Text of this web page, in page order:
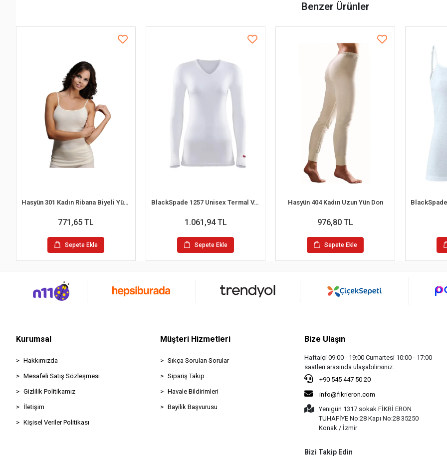
Benzer Ürünler
Hasyün 301 Kadın Ribana Biyeli Yün İp Askılı Atlet
771,65 TL
Sepete Ekle
BlackSpade 1257 Unisex Termal V-Yaka 2. Seviye İçlik
1.061,94 TL
Sepete Ekle
Hasyün 404 Kadın Uzun Yün Don
976,80 TL
Sepete Ekle
Kurumsal
Hakkımızda
Mesafeli Satış Sözleşmesi
Gizlilik Politikamız
İletişim
Kişisel Veriler Politikası
Müşteri Hizmetleri
Sıkça Sorulan Sorular
Sipariş Takip
Havale Bildirimleri
Bayilik Başvurusu
Bize Ulaşın
Haftaiçi 09:00 - 19:00 Cumartesi 10:00 - 17:00
saatleri arasında ulaşabilirsiniz.
+90 545 447 50 20
info@fikrieron.com
Yenigün 1317 sokak FİKRİ ERON
TUHAFİYE No:28 Kapı No:28 35250
Konak / İzmir
Bizi Takip Edin